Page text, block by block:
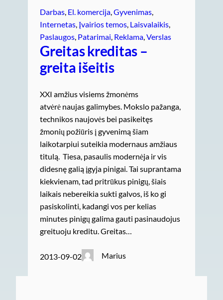
Darbas El. komercija Gyvenimas
Internetas Įvairios temos Laisvalaikis
Paslaugos Patarimai Reklama Verslas
Greitas kreditas –
greita išeitis
XXI amžius visiems žmonėms
atvėrė naujas galimybes. Mokslo pažanga,
technikos naujovės bei pasikeitęs
žmonių požiūris į gyvenimą šiam
laikotarpiui suteikia modernaus amžiaus
titulą. Tiesa, pasaulis modernėja ir vis
didesnę galią įgyja pinigai. Tai suprantama
kiekvienam, tad pritrūkus pinigų, šiais
laikais nebereikia sukti galvos, iš ko gi
pasiskolinti, kadangi vos per kelias
minutes pinigų galima gauti pasinaudojus
greituoju kreditu. Greitas…
2013-09-02 Marius